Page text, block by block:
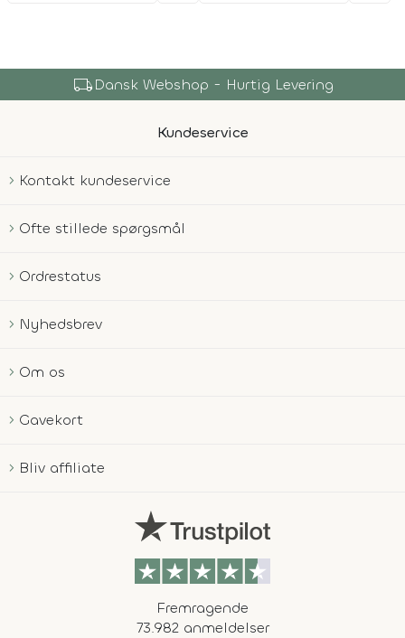
local_shippingDansk Webshop - Hurtig Levering
Kundeservice
Kontakt kundeservice
Ofte stillede spørgsmål
Ordrestatus
Nyhedsbrev
Om os
Gavekort
Bliv affiliate
Fremragende
73.982 anmeldelser